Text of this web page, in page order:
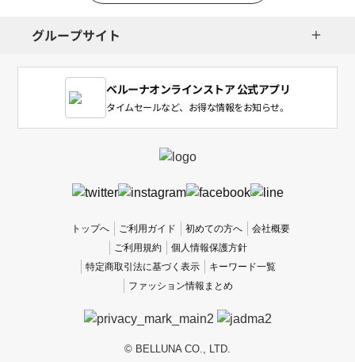
グループサイト
ベルーナオンラインストア 公式アプリ
タイムセールなど、お得な情報をお知らせ。
トップへ ご利用ガイド 初めての方へ
会社概要
ご利用規約
個人情報保護方針
特定商取引法に基づく表示
キーワード一覧
ファッション情報まとめ
© BELLUNA CO., LTD.